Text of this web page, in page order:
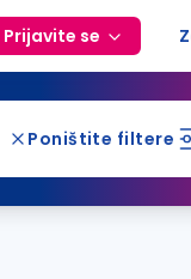
Prijavite se
Poništite filtere